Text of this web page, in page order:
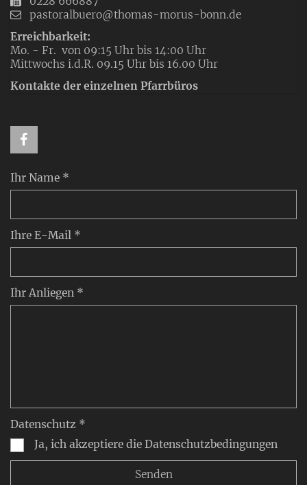
Ihr Name *
Ihre E-Mail *
Ihr Anliegen *
Datenschutz *
Ja, ich akzeptiere die Datenschutzbedingungen
pastoralbuero@thomas-morus-bonn.de
Erreichbarkeit:
Mo. - Fr. von 09:15 Uhr bis 14:00 Uhr
Mittwochs i.d.R. 09.15 Uhr bis 16.00 Uhr
Kontakte der einzelnen Pfarrbüros